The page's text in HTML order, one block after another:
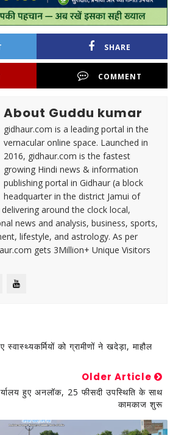
SHARE
COMMENT
About Guddu kumar
gidhaur.com is a leading portal in the
vernacular online space. Launched in
2016, gidhaur.com is the fastest
growing Hindi news & information
publishing portal in Gidhaur (a block
headquarter in the district Jamui of
around the clock local,
news and analysis, business, sports,
lifestyle, and astrology. As per
gets 3Million+ Unique Visitors
को ग्रामीणों ने खदेड़ा, माहौल
Older Article
हुए अनलॉक, 25 फीसदी उपस्थिति के साथ
कामकाज शुरू